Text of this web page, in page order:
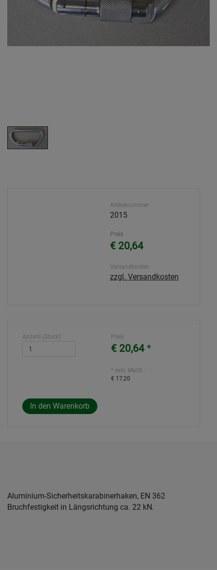
Artikelnummer
2015
Preis
€ 20,64
Versandkosten
zzgl. Versandkosten
Anzahl (Stück): Preis
€ 20,64*
* exkl. MwSt.:
€ 17,20
Aluminium-Sicherheitskarabinerhaken, EN 362
Bruchfestigkeit in Längsrichtung ca. 22 kN.